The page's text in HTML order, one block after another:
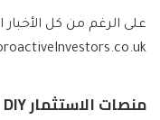
على الرغم من كل
منصات الاستثمار DIY